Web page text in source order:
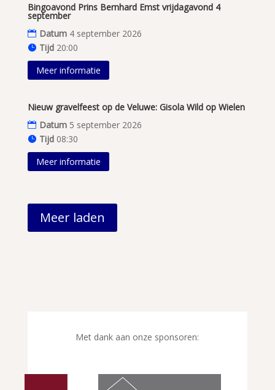
Bingoavond Prins Bernhard Emst vrijdagavond 4
september
Datum 4 september 2026
Tijd 20:00
Meer informatie
Nieuw gravelfeest op de Veluwe: Gisola Wild op Wielen
Datum 5 september 2026
Tijd 08:30
Meer informatie
Meer laden
Met dank aan onze sponsoren: